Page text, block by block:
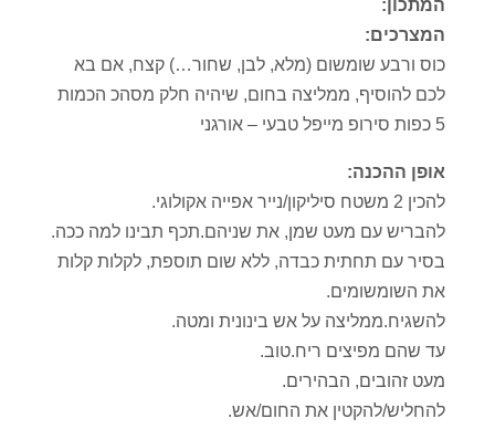
המתכון:
המצרכים:
כוס ורבע שומשום (מלא, לבן, שחור…) קצח, אם בא
לכם להוסיף, ממליצה בחום, שיהיה חלק מסהכ הכמות
5 כפות סירופ מייפל טבעי – אורגני
אופן ההכנה:
להכין 2 משטח סיליקון/נייר אפייה אקולוגי.
להבריש עם מעט שמן, את שניהם.תכף תבינו למה ככה.
בסיר עם תחתית כבדה, ללא שום תוספת, לקלות קלות
את השומשומים.
להשגיח.ממליצה על אש בינונית ומטה.
עד שהם מפיצים ריח.טוב.
מעט זהובים, הבהירים.
להחליש/להקטין את החום/אש.